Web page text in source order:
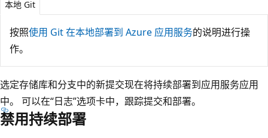
本地 Git
按照使用 Git 在本地部署到 Azure 应用服务的说明进行操
作。
选定存储库和分支中的新提交现在将持续部署到应用服务应用
中。 可以在“日志”选项卡中，跟踪提交和部署。
禁用持续部署